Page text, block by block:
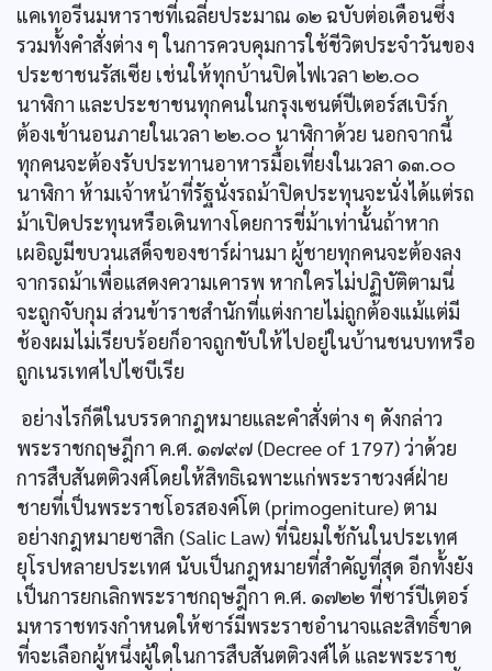
แคเทอรีนมหาราชที่เฉลี่ยประมาณ ๑๒ ฉบับต่อเดือนซึ่ง
รวมทั้งคำสั่งต่าง ๆ ในการควบคุมการใช้ชีวิตประจำวันของ
ประชาชนรัสเซีย เช่นให้ทุกบ้านปิดไฟเวลา ๒๒.๐๐
นาฬิกา และประชาชนทุกคนในกรุงเซนต์ปีเตอร์สเบิร์ก
ต้องเข้านอนภายในเวลา ๒๒.๐๐ นาฬิกาด้วย นอกจากนี้
ทุกคนจะต้องรับประทานอาหารมื้อเที่ยงในเวลา ๑๓.๐๐
นาฬิกา ห้ามเจ้าหน้าที่รัฐนั่งรถม้าปิดประทุนจะนั่งได้แต่รถ
ม้าเปิดประทุนหรือเดินทางโดยการขี่ม้าเท่านั้นถ้าหาก
เผอิญมีขบวนเสด็จของชาร์ผ่านมา ผู้ชายทุกคนจะต้องลง
จากรถม้าเพื่อแสดงความเคารพ หากใครไม่ปฏิบัติตามนี่
จะถูกจับกุม ส่วนข้าราชสำนักที่แต่งกายไม่ถูกต้องแม้แต่มี
ช้องผมไม่เรียบร้อยก็อาจถูกขับให้ไปอยู่ในบ้านชนบทหรือ
ถูกเนรเทศไปไซบีเรีย
อย่างไรก็ดีในบรรดากฎหมายและคำสั่งต่าง ๆ ดังกล่าว
พระราชกฤษฎีกา ค.ศ. ๑๗๙๗ (Decree of 1797) ว่าด้วย
การสืบสันตติวงศ์โดยให้สิทธิเฉพาะแก่พระราชวงศ์ฝ่าย
ชายที่เป็นพระราชโอรสองค์โต (primogeniture) ตาม
อย่างกฎหมายซาสิก (Salic Law) ที่นิยมใช้กันในประเทศ
ยุโรปหลายประเทศ นับเป็นกฎหมายที่สำคัญที่สุด อีกทั้งยัง
เป็นการยกเลิกพระราชกฤษฎีกา ค.ศ. ๑๗๒๒ ที่ซาร์ปีเตอร์
มหาราชทรงกำหนดให้ซาร์มีพระราชอำนาจและสิทธิ์ขาด
ที่จะเลือกผู้หนึ่งผู้ใดในการสืบสันตติวงศ์ได้ และพระราช